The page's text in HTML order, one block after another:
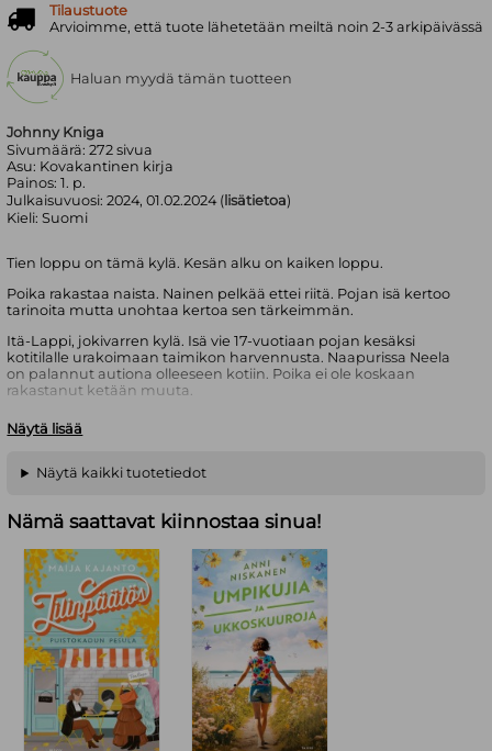
Johnny Kniga
Sivumäärä:272 sivua
Asu: Kovakantinen kirja
Painos:1. p.
Julkaisuvuosi:2024, 01.02.2024 ( lisätietoa)
Kieli:Suomi
Tien loppu on tämä kylä. Kesän alku on kaiken loppu.
Poika rakastaa naista. Nainen pelkää ettei riitä. Pojan isä kertoo
tarinoita mutta unohtaa kertoa sen tärkeimmän.
Itä-Lappi, jokivarren kylä. Isä vie 17-vuotiaan pojan kesäksi
kotitilalle urakoimaan taimikon harvennusta. Naapurissa Neela
on palannut autiona olleeseen kotiin. Poika ei ole koskaan
rakastanut ketään muuta.
Kaksi kärpästä
oikeudenmukaisuuden omavaraistaloudesta, väärin
Tuomo Pirttimaan kolmas romaani on lakonisella huumorilla
yläjuoksulla. Se polveilee ja harhauttaa, mutta joka umpikujassa
on lähempänä vastausta kysymykseen ”Miksi?”
Tuomo Pirttimaa on Kuusamossa asuva kirjailija ja vapaa
toimittaja, joka tunnetaan niukkasanaisesta,
vahvatunnelmaisesta ja psykologisesti tarkkanäköisestä
kerronnastaan. Hän kuvaa lämmöllä ja myötätunnolla
rajaseutuja ja niiden kulmikkaita ja rikkinäisiä ihmisiä. Ihmisiä,
jotka usein eivät tule nähdyksi. Pirttimaan aiemmat romaanit,
teoskokonaisuuden muodostavat itsenäiset rikosdraamat
(2022) ovat saaneet ylistävän vastaanoton niin
kriitikoilta kuin lukijoiltakin.
Näytä lisää
Tilaustuote
Arvioimme, että tuote lähetetään meiltä noin 2-3 arkipäivässä
Haluan myydä tämän tuotteen
Näytä kaikki tuotetiedot
Nämä saattavat kiinnostaa sinua!